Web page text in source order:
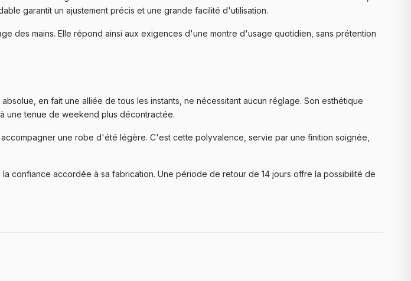
garantit un ajustement précis et une grande facilité d'utilisation.
des mains. Elle répond ainsi aux exigences d'une montre d'usage quotidien, sans prétention
en fait une alliée de tous les instants, ne nécessitant aucun réglage. Son esthétique
une tenue de weekend plus décontractée.
une robe d'été légère. C'est cette polyvalence, servie par une finition soignée,
confiance accordée à sa fabrication. Une période de retour de 14 jours offre la possibilité de